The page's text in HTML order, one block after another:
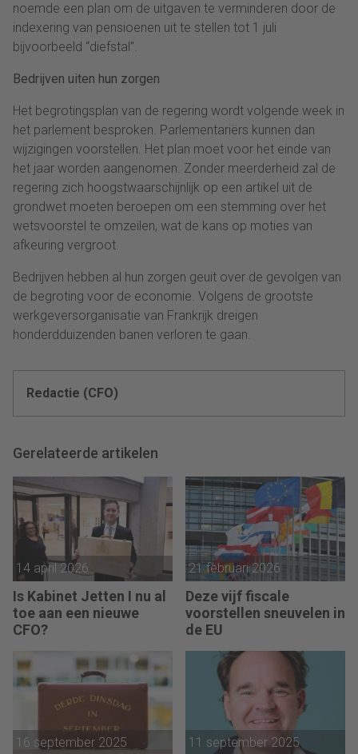
noemde een plan om de uitgaven te verminderen door de
indexering van pensioenen uit te stellen tot 1 juli
bijvoorbeeld “diefstal”.
Bedrijven uiten hun zorgen
Het begrotingsplan van de regering wordt volgende week in
het parlement besproken. Parlementariërs kunnen dan
wijzigingen voorstellen. Het plan moet voor het einde van
het jaar worden aangenomen. Zonder meerderheid zal de
regering zich hoogstwaarschijnlijk op een artikel uit de
grondwet moeten beroepen om een stemming over het
wetsvoorstel te omzeilen, wat de kans op moties van
afkeuring vergroot.
Bedrijven hebben al hun zorgen geuit over de gevolgen van
de begroting voor de economie. Volgens de grootste
werkgeversorganisatie van Frankrijk dreigen
honderdduizenden banen verloren te gaan.
Redactie (CFO)
Gerelateerde artikelen
14 april 2026
Is Kabinet Jetten I nu al
toe aan een nieuwe
CFO?
21 februari 2026
Deze vijf fiscale
voorstellen sneuvelen in
de EU
16 september 2025 11 september 2025